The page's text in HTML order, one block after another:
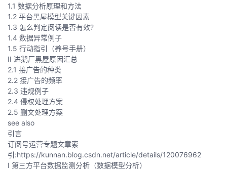
主
页
的
开
发
者
我
的
博
我
的
我
1.1 数据分析原理和方法
1.2 平台黑屋模型关键因素
1.3 怎么判定阅读是否有效?
1.4 数据异常例子
1.5 行动指引（养号手册）
II 进鹅厂黑屋原因汇总
2.1 接广告的种类
2.2 接广告的频率
2.3 违规例子
2.4 侵权处理方案
2.5 删文处理方案
see also
引言
订阅号运营专题文章索
引:https://kunnan.blog.csdn.net/article/details/120076962
I 第三方平台数据监测分析（数据模型分析）